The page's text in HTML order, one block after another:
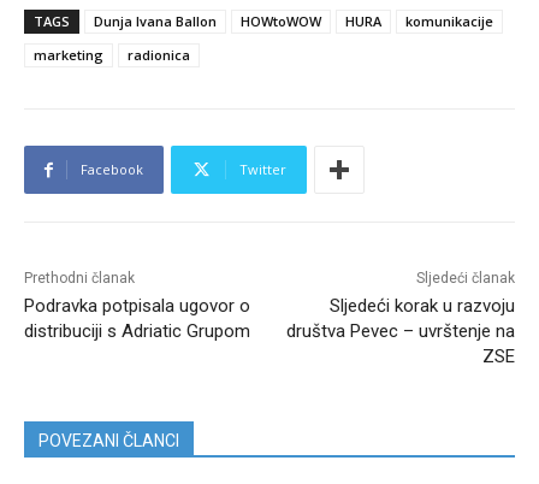
TAGS Dunja Ivana Ballon HOWtoWOW HURA
komunikacije
marketing
radionica
Facebook Twitter
Prethodni članak
Podravka potpisala ugovor o
distribuciji s Adriatic Grupom
Sljedeći članak
Sljedeći korak u razvoju
društva Pevec – uvrštenje na
ZSE
POVEZANI ČLANCI